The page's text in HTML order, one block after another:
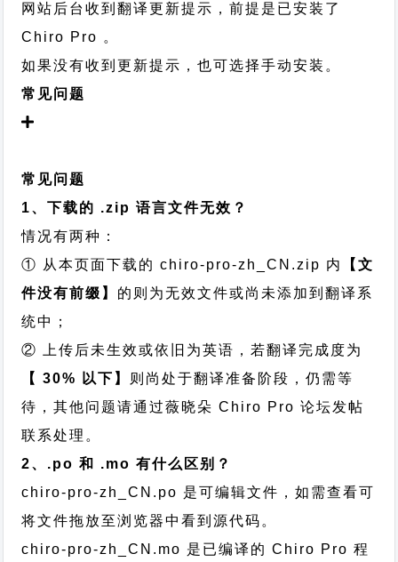
网站后台收到翻译更新提示，前提是已安装了
Chiro Pro 。
如果没有收到更新提示，也可选择手动安装。
常见问题
常见问题
1、下载的 .zip 语言文件无效？
情况有两种：
① 从本页面下载的 chiro-pro-zh_CN.zip 内
【文
件没有前缀】 的则为无效文件或尚未添加到翻译系
统中；
② 上传后未生效或依旧为英语，若翻译完成度为
【 30% 以下】 则尚处于翻译准备阶段，仍需等
待，其他问题请通过薇晓朵 Chiro Pro 论坛发帖
联系处理。
2、.po 和 .mo 有什么区别？
chiro-pro-zh_CN.po 是可编辑文件，如需查看可
将文件拖放至浏览器中看到源代码。
chiro-pro-zh_CN.mo 是已编译的 Chiro Pro 程